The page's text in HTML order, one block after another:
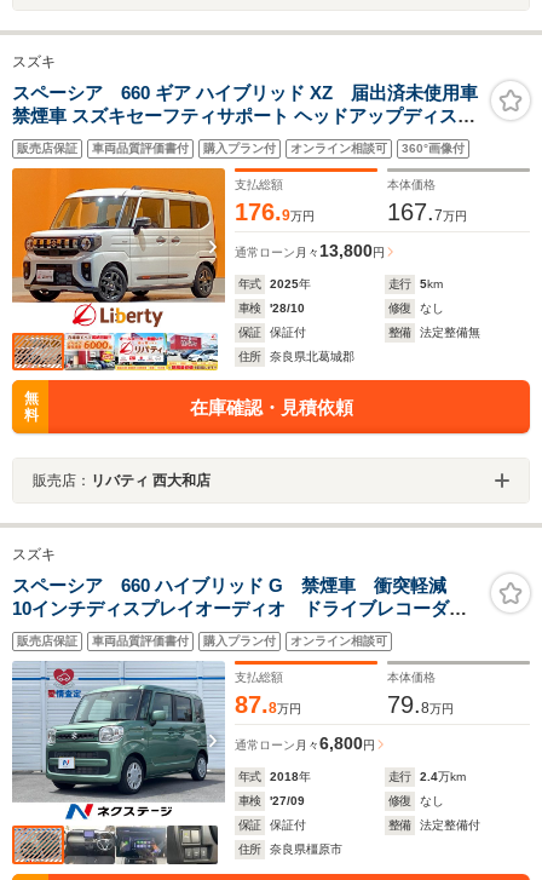
スズキ
スペーシア 660 ギア ハイブリッド XZ 届出済未使用車
禁煙車 スズキセーフティサポート ヘッドアップディスプ
レイ アダプティブクルーズコントロール 前席シートヒー
ター ステアリングヒーター 両側自動ドア LEDヘッドライ
ト 純正アルミホイール
販売店保証 車両品質評価書付 購入プラン付 オンライン相談可 360°画像付
支払総額
176.9万円
本体価格
167.7万円
通常ローン 月々 13,800円
年式 2025年 走行 5km
車検
'28/10 修復
なし
保証
保証付 整備
法定整備無
住所
奈良県北葛城郡
無
料
在庫確認・見積依頼
販売店： リバティ 西大和店
スズキ
スペーシア 660 ハイブリッド G 禁煙車 衝突軽減
10インチディスプレイオーディオ ドライブレコーダ
ー スライドドア アイドリングストップ コーナーセ
ンサー オーディオ スマートキー 電動格納ミラー
販売店保証 車両品質評価書付 購入プラン付 オンライン相談可
支払総額
87.8万円
本体価格
79.8万円
通常ローン 月々6,800円
年式 2018年 走行 2.4万km
車検
'27/09 修復
なし
保証
保証付 整備
法定整備付
住所
奈良県橿原市